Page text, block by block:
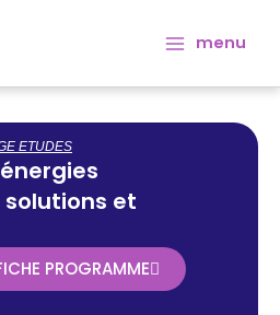
menu
ETUDES
et
PROGRAMME